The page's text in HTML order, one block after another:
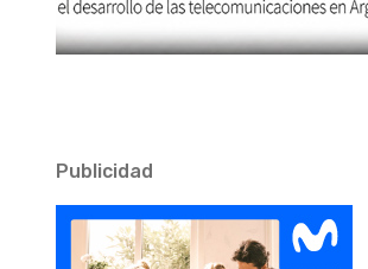
Publicidad